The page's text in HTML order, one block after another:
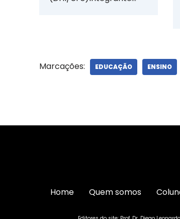
Marcações: EDUCAÇÃO ENSINO
Home Quem somos